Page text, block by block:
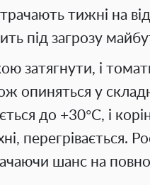
тижні на
під загрозу
затягнути, і
опиняться у
до +30°C, і
перегрівається.
шанс на